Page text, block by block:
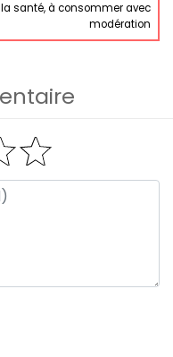
santé, à consommer avec
modération